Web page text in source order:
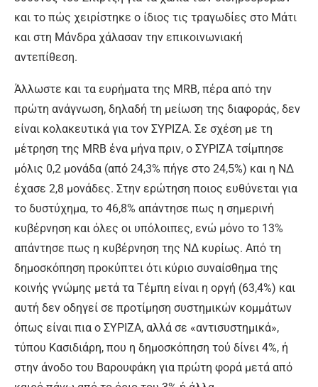
και το πώς χειρίστηκε ο ίδιος τις τραγωδίες στο Μάτι
και στη Μάνδρα χάλασαν την επικοινωνιακή
αντεπίθεση.
Άλλωστε και τα ευρήματα της MRB, πέρα από την
πρώτη ανάγνωση, δηλαδή τη μείωση της διαφοράς, δεν
είναι κολακευτικά για τον ΣΥΡΙΖΑ. Σε σχέση με τη
μέτρηση της MRB ένα μήνα πριν, ο ΣΥΡΙΖΑ τσίμπησε
μόλις 0,2 μονάδα (από 24,3% πήγε στο 24,5%) και η ΝΔ
έχασε 2,8 μονάδες. Στην ερώτηση ποιος ευθύνεται για
το δυστύχημα, το 46,8% απάντησε πως η σημερινή
κυβέρνηση και όλες οι υπόλοιπες, ενώ μόνο το 13%
απάντησε πως η κυβέρνηση της ΝΔ κυρίως. Από τη
δημοσκόπηση προκύπτει ότι κύριο συναίσθημα της
κοινής γνώμης μετά τα Τέμπη είναι η οργή (63,4%) και
αυτή δεν οδηγεί σε προτίμηση συστημικών κομμάτων
όπως είναι πια ο ΣΥΡΙΖΑ, αλλά σε «αντισυστημικά»,
τύπου Κασιδιάρη, που η δημοσκόπηση τού δίνει 4%, ή
στην άνοδο του Βαρουφάκη για πρώτη φορά μετά από